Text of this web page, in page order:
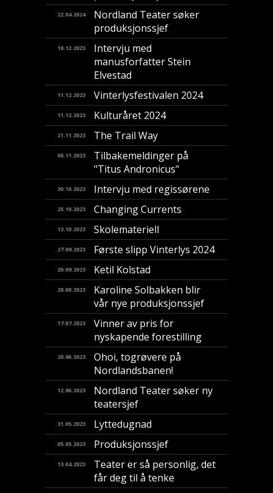
22.04.2024
Nordland Teater søker
produksjonssjef
18.12.2023
Intervju med
manusforfatter Stein
Elvestad
11.12.2023 Vinterlysfestivalen 2024
11.12.2023 Kulturåret 2024
21.11.2023 The Trail Way
08.11.2023
Tilbakemeldinger på
"Titus Andronicus"
30.10.2023 Intervju med regissørene
25.10.2023 Changing Currents
13.10.2023 Skolemateriell
27.09.2023 Første slipp Vinterlys 2024
20.09.2023 Ketil Kolstad
28.08.2023
Karoline Solbakken blir
vår nye produksjonssjef
17.07.2023
Vinner av pris for
nyskapende forestilling
20.06.2023
​Ohoi, togrøvere på
Nordlandsbanen!
12.06.2023
Nordland Teater søker ny
teatersjef
31.05.2023 Lyttedugnad
05.05.2023 Produksjonssjef
13.04.2023
Teater er så personlig, det
får deg til å tenke